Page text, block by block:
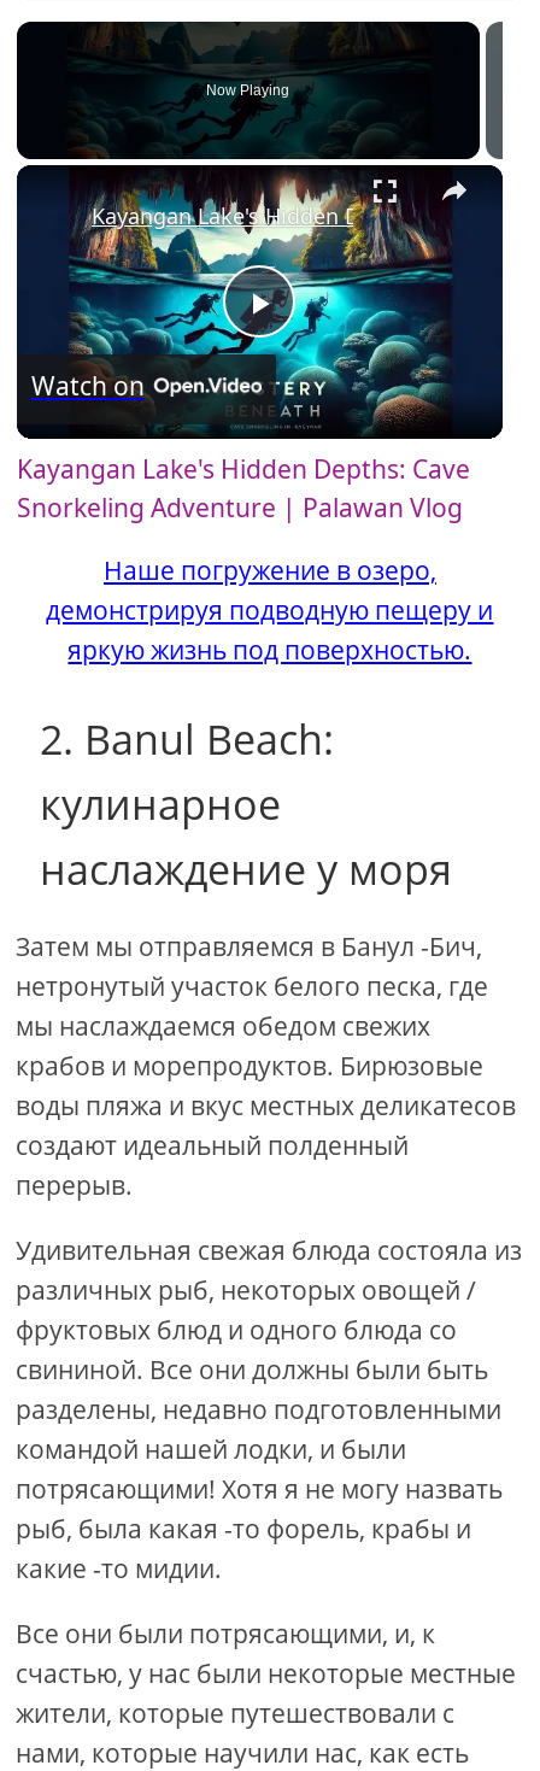
Now Playing
P
l
a
y
V
d
Kayangan Lake's Hidden Depths: Cave
Watch on
Kayangan Lake's Hidden Depths: Cave
Snorkeling Adventure | Palawan Vlog
Наше погружение в озеро,
демонстрируя подводную пещеру и
яркую жизнь под поверхностью.
2. Banul Beach:
кулинарное
наслаждение у моря
Затем мы отправляемся в Банул -Бич,
нетронутый участок белого песка, где
мы наслаждаемся обедом свежих
крабов и морепродуктов. Бирюзовые
воды пляжа и вкус местных деликатесов
создают идеальный полденный
перерыв.
Удивительная свежая блюда состояла из
различных рыб, некоторых овощей /
фруктовых блюд и одного блюда со
свининой. Все они должны были быть
разделены, недавно подготовленными
командой нашей лодки, и были
потрясающими! Хотя я не могу назвать
рыб, была какая -то форель, крабы и
какие -то мидии.
Все они были потрясающими, и, к
счастью, у нас были некоторые местные
жители, которые путешествовали с
нами, которые научили нас, как есть